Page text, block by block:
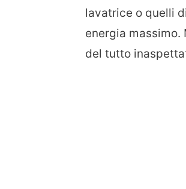
lavatrice o quelli
energia
del tutto